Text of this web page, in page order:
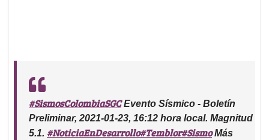
#SismosColombiaSGCEvento Sísmico - Boletín
Preliminar, 2021-01-23, 16:12 hora local. Magnitud
5.1. #NoticiaEnDesarrollo#Temblor#SismoMás